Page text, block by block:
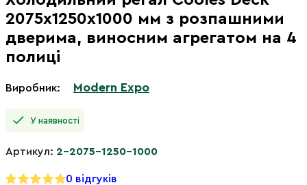
2075х1250х1000 мм з розпашними
дверима, виносним агрегатом на 4
полиці
Виробник: Modern Expo
У наявності
Артикул: 2-2075-1250-1000
0 відгуків